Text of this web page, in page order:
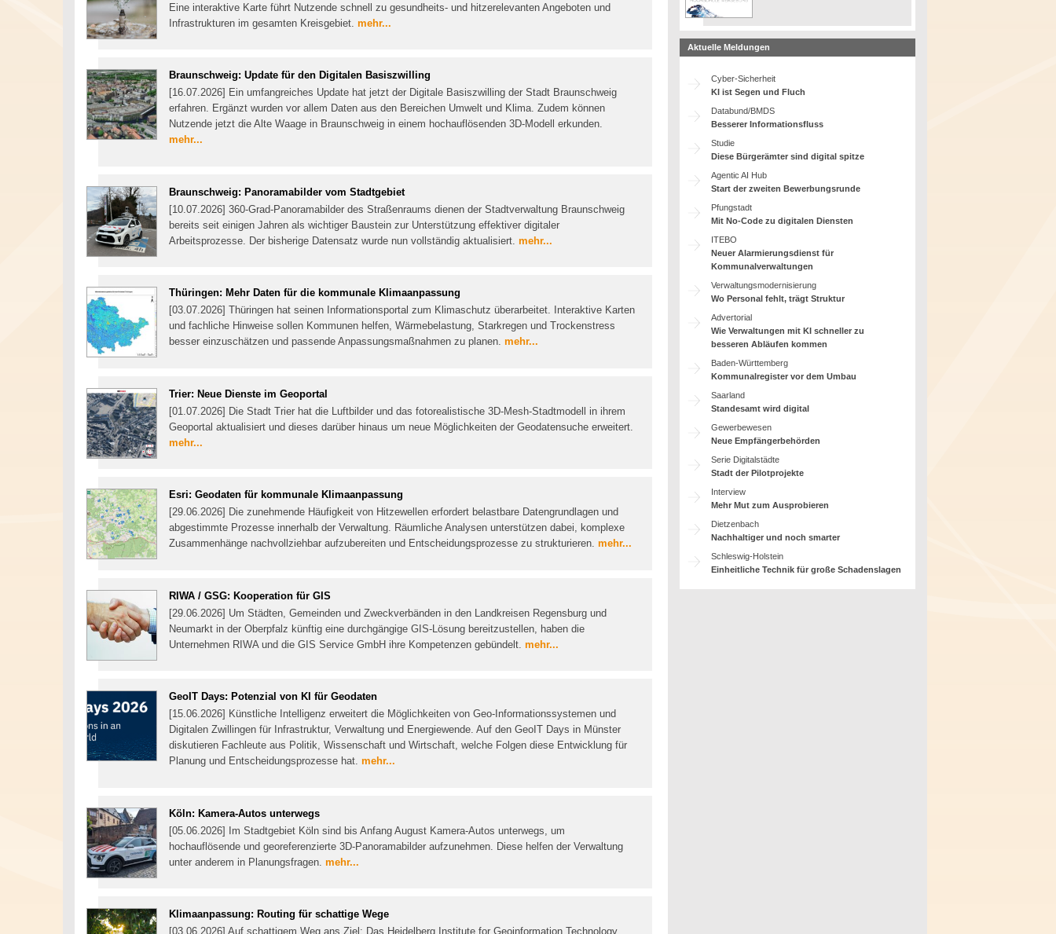
Eine interaktive Karte führt Nutzende schnell zu gesundheits- und hitzerelevanten Angeboten und
Infrastrukturen im gesamten Kreisgebiet. mehr...
Braunschweig: Update für den Digitalen Basiszwilling
[16.07.2026] Ein umfangreiches Update hat jetzt der Digitale Basiszwilling der Stadt Braunschweig
erfahren. Ergänzt wurden vor allem Daten aus den Bereichen Umwelt und Klima. Zudem können
Nutzende jetzt die Alte Waage in Braunschweig in einem hochauflösenden 3D-Modell erkunden.
mehr...
Braunschweig: Panoramabilder vom Stadtgebiet
[10.07.2026] 360-Grad-Panoramabilder des Straßenraums dienen der Stadtverwaltung Braunschweig
bereits seit einigen Jahren als wichtiger Baustein zur Unterstützung effektiver digitaler
Arbeitsprozesse. Der bisherige Datensatz wurde nun vollständig aktualisiert. mehr...
Thüringen: Mehr Daten für die kommunale Klimaanpassung
[03.07.2026] Thüringen hat seinen Informationsportal zum Klimaschutz überarbeitet. Interaktive Karten
und fachliche Hinweise sollen Kommunen helfen, Wärmebelastung, Starkregen und Trockenstress
besser einzuschätzen und passende Anpassungsmaßnahmen zu planen. mehr...
Trier: Neue Dienste im Geoportal
[01.07.2026] Die Stadt Trier hat die Luftbilder und das fotorealistische 3D-Mesh-Stadtmodell in ihrem
Geoportal aktualisiert und dieses darüber hinaus um neue Möglichkeiten der Geodatensuche erweitert.
mehr...
Esri: Geodaten für kommunale Klimaanpassung
[29.06.2026] Die zunehmende Häufigkeit von Hitzewellen erfordert belastbare Datengrundlagen und
abgestimmte Prozesse innerhalb der Verwaltung. Räumliche Analysen unterstützen dabei, komplexe
Zusammenhänge nachvollziehbar aufzubereiten und Entscheidungsprozesse zu strukturieren. mehr...
RIWA / GSG: Kooperation für GIS
[29.06.2026] Um Städten, Gemeinden und Zweckverbänden in den Landkreisen Regensburg und
Neumarkt in der Oberpfalz künftig eine durchgängige GIS-Lösung bereitzustellen, haben die
Unternehmen RIWA und die GIS Service GmbH ihre Kompetenzen gebündelt. mehr...
GeoIT Days: Potenzial von KI für Geodaten
[15.06.2026] Künstliche Intelligenz erweitert die Möglichkeiten von Geo-Informationssystemen und
Digitalen Zwillingen für Infrastruktur, Verwaltung und Energiewende. Auf den GeoIT Days in Münster
diskutieren Fachleute aus Politik, Wissenschaft und Wirtschaft, welche Folgen diese Entwicklung für
Planung und Entscheidungsprozesse hat. mehr...
Köln: Kamera-Autos unterwegs
[05.06.2026] Im Stadtgebiet Köln sind bis Anfang August Kamera-Autos unterwegs, um
hochauflösende und georeferenzierte 3D-Panoramabilder aufzunehmen. Diese helfen der Verwaltung
unter anderem in Planungsfragen. mehr...
Klimaanpassung: Routing für schattige Wege
[03.06.2026] Auf schattigem Weg ans Ziel: Das Heidelberg Institute for Geoinformation Technology
Aktuelle Meldungen
Cyber-Sicherheit
KI ist Segen und Fluch
Databund/BMDS
Besserer Informationsfluss
Studie
Diese Bürgerämter sind digital spitze
Agentic AI Hub
Start der zweiten Bewerbungsrunde
Pfungstadt
Mit No-Code zu digitalen Diensten
ITEBO
Neuer Alarmierungsdienst für
Kommunalverwaltungen
Verwaltungsmodernisierung
Wo Personal fehlt, trägt Struktur
Advertorial
Wie Verwaltungen mit KI schneller zu
besseren Abläufen kommen
Baden-Württemberg
Kommunalregister vor dem Umbau
Saarland
Standesamt wird digital
Gewerbewesen
Neue Empfängerbehörden
Serie Digitalstädte
Stadt der Pilotprojekte
Interview
Mehr Mut zum Ausprobieren
Dietzenbach
Nachhaltiger und noch smarter
Schleswig-Holstein
Einheitliche Technik für große Schadenslagen